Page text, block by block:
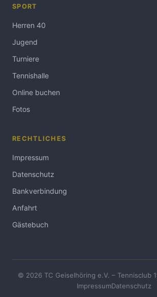
SPORT
Herren 40
Jugend
Turniere
Tennishalle
Online buchen
Fotos
RECHTLICHES
Impressum
Datenschutz
Bankverbindung
Anfahrt
Gästebuch
© 2026 TC Geiselhöring e.V. – Tennisclub
ImpressumDatenschutz